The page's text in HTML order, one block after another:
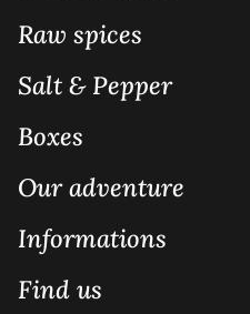
Raw spices
Salt & Pepper
Boxes
Our adventure
Informations
Find us